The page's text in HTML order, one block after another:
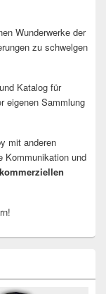
Wunderwerke der
zu schwelgen
Katalog für
eigenen Sammlung
mit anderen
Kommunikation und